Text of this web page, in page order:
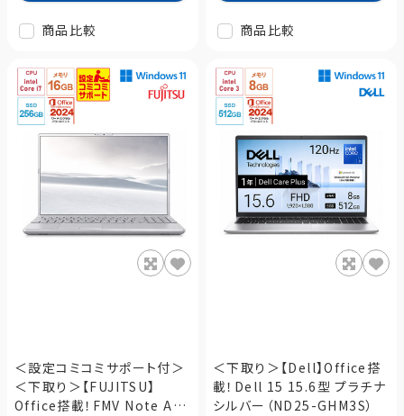
商品比較 商品比較
＜設定コミコミサポート付＞
＜下取り＞【FUJITSU】
Office搭載！FMV Note A
＜下取り＞【Dell】Office搭
載！Dell 15 15.6型 プラチナ
シルバー（ND25-GHM3S）